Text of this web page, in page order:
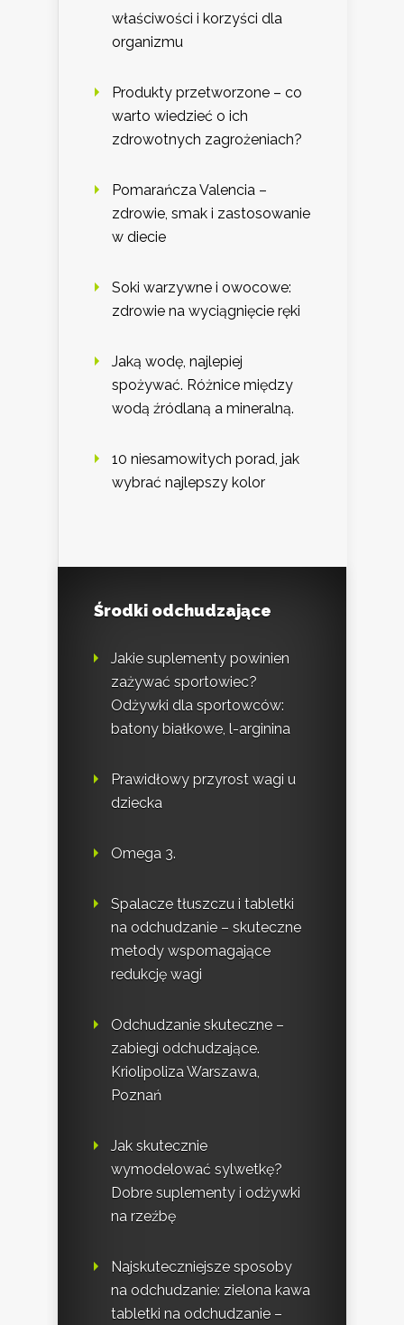
właściwości i korzyści dla
organizmu
Produkty przetworzone – co
warto wiedzieć o ich
zdrowotnych zagrożeniach?
Pomarańcza Valencia –
zdrowie, smak i zastosowanie
w diecie
Soki warzywne i owocowe:
zdrowie na wyciągnięcie ręki
Jaką wodę, najlepiej
spożywać. Różnice między
wodą źródlaną a mineralną.
10 niesamowitych porad, jak
wybrać najlepszy kolor
Środki odchudzające
Jakie suplementy powinien
zażywać sportowiec?
Odżywki dla sportowców:
batony białkowe, l-arginina
Prawidłowy przyrost wagi u
dziecka
Omega 3.
Spalacze tłuszczu i tabletki
na odchudzanie – skuteczne
metody wspomagające
redukcję wagi
Odchudzanie skuteczne –
zabiegi odchudzające.
Kriolipoliza Warszawa,
Poznań
Jak skutecznie
wymodelować sylwetkę?
Dobre suplementy i odżywki
na rzeźbę
Najskuteczniejsze sposoby
na odchudzanie: zielona kawa
tabletki na odchudzanie –